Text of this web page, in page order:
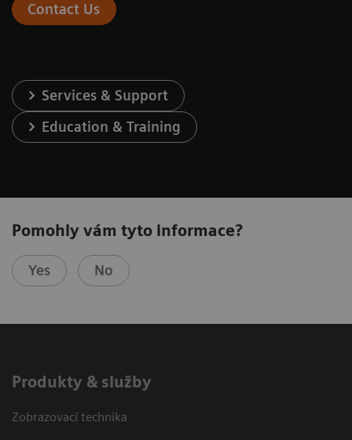
Contact Us
Services & Support
Education & Training
Pomohly vám tyto informace?
Yes No
Produkty & služby
Zobrazovací technika